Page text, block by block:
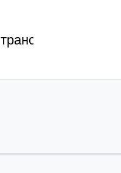
трансакустичні